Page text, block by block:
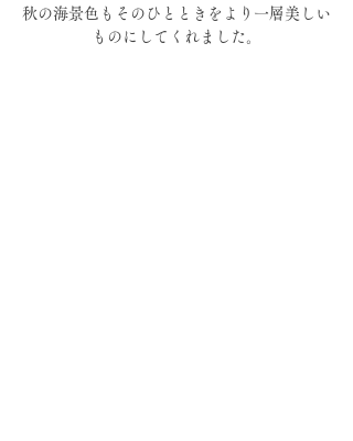
秋の海景色もそのひとときをより一層美しい
ものにしてくれました。